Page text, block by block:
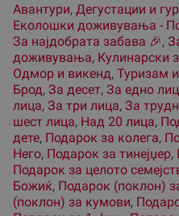
Авантури, Дегустации и
Еколошки доживувања -
За наjдобрата забава 🎉,
доживувања, Кулинарски
Одмор и викенд, Туризам
Брод, За десет, За едно
лица, За три лица, За
шест лица, Над 20 лица,
дете, Подарок за колега,
Него, Подарок за тинејџер,
Подарок за целото
Божиќ, Подарок (поклон)
(поклон) за кумови,